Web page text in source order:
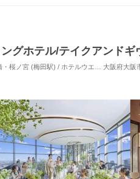
グホテル/テイクアンド
ノ宮 (梅田駅) / ホテルウエディング 対応
大阪府大阪